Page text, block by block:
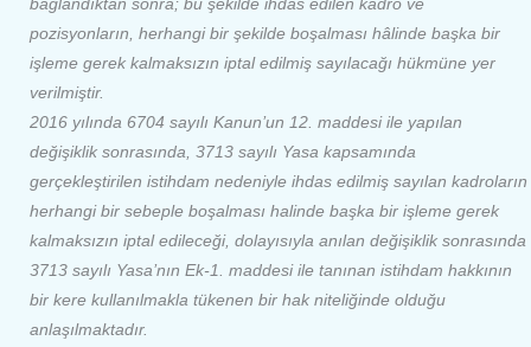
bağlandıktan sonra; bu şekilde ihdas edilen kadro ve
pozisyonların, herhangi bir şekilde boşalması hâlinde başka bir
işleme gerek kalmaksızın iptal edilmiş sayılacağı hükmüne yer
verilmiştir.
2016 yılında 6704 sayılı Kanun’un 12. maddesi ile yapılan
değişiklik sonrasında, 3713 sayılı Yasa kapsamında
gerçekleştirilen istihdam nedeniyle ihdas edilmiş sayılan kadroların
herhangi bir sebeple boşalması halinde başka bir işleme gerek
kalmaksızın iptal edileceği, dolayısıyla anılan değişiklik sonrasında
3713 sayılı Yasa’nın Ek-1. maddesi ile tanınan istihdam hakkının
bir kere kullanılmakla tükenen bir hak niteliğinde olduğu
anlaşılmaktadır.